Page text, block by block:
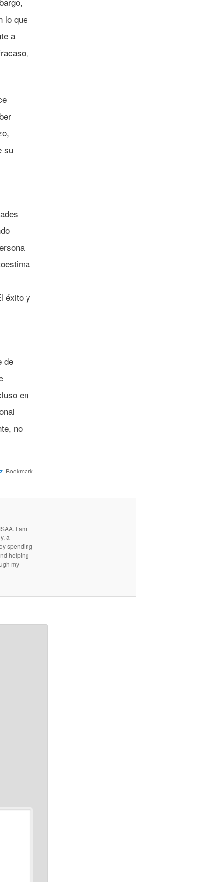
lo que
a
su
éxito y
de
en
no
. Bookmark
I am
a
spending
helping
my